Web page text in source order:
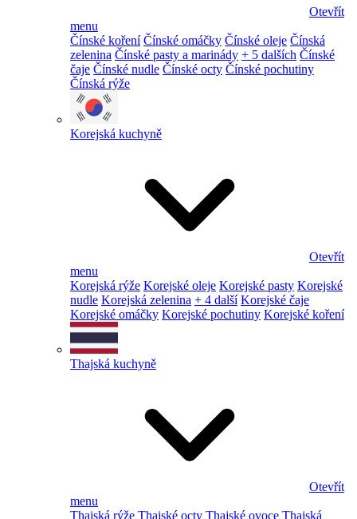
Otevřít
menu
Čínské koření Čínské omáčky Čínské oleje Čínská
zelenina Čínské pasty a marinády + 5 dalších Čínské
čaje Čínské nudle Čínské octy Čínské pochutiny
Čínská rýže
Korejská kuchyně
Otevřít
menu
Korejská rýže Korejské oleje Korejské pasty Korejské
nudle Korejská zelenina + 4 další Korejské čaje
Korejské omáčky Korejské pochutiny Korejské koření
Thajská kuchyně
Otevřít
menu
Thajská rýže Thajské octy Thajské ovoce Thajská